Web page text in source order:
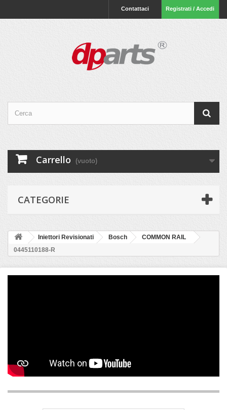
Registrati / Accedi
Contattaci
Carrello (vuoto)
CATEGORIE
Iniettori Revisionati Bosch
COMMON RAIL
0445110188-R